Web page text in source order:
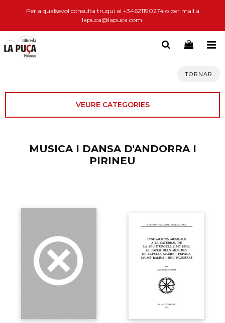
Per a qualsevol consulta truqui al +34621190274 o per mail a
lapuca@lapuca.com
TORNAR
VEURE CATEGORIES
MUSICA I DANSA D'ANDORRA I
PIRINEU